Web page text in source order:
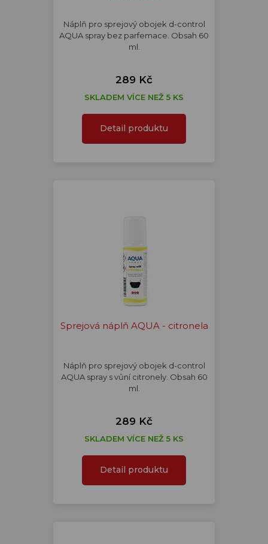
Náplň pro sprejový obojek d-control
AQUA spray bez parfemace. Obsah 60
ml.
289 Kč
SKLADEM VÍCE NEŽ 5 KS
Detail produktu
Sprejová náplň AQUA - citronela
Náplň pro sprejový obojek d-control
AQUA spray s vůní citronely. Obsah 60
ml.
289 Kč
SKLADEM VÍCE NEŽ 5 KS
Detail produktu